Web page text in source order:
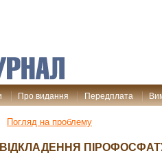
Про видання Передплата
Погляд на проблему